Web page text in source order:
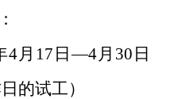
4月 17 日—4月 30 日
的试工）